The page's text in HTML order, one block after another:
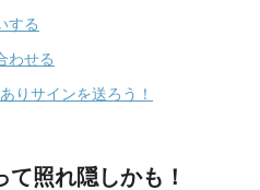
する
わせる
りサインを送ろう！
照れ隠しかも！